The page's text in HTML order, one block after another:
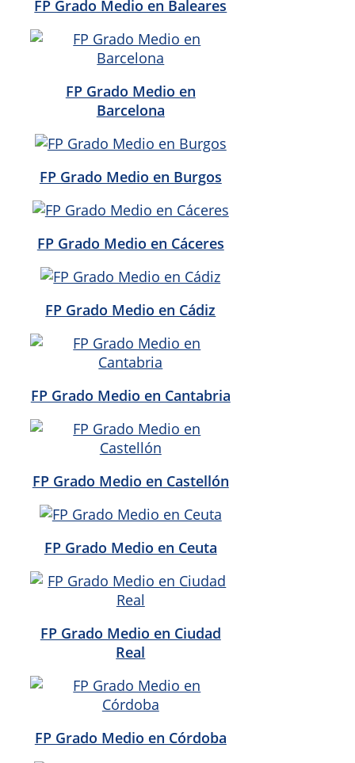
FP Grado Medio en Baleares
FP Grado Medio en
Barcelona
FP Grado Medio en Burgos
FP Grado Medio en Cáceres
FP Grado Medio en Cádiz
FP Grado Medio en Cantabria
FP Grado Medio en Castellón
FP Grado Medio en Ceuta
FP Grado Medio en Ciudad
Real
FP Grado Medio en Córdoba